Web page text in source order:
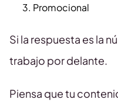
Promocional
Si la respuesta es la
trabajo por delante.
Piensa que tu